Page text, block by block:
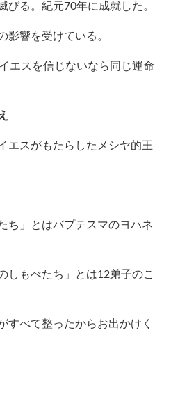
びる。紀元70年に成就した。
影響を受けている。
エスを信じないなら同じ運命
エスがもたらしたメシヤ的王
ち」とはバプテスマのヨハネ
しもべたち」とは12弟子のこ
すべて整ったからお出かけく